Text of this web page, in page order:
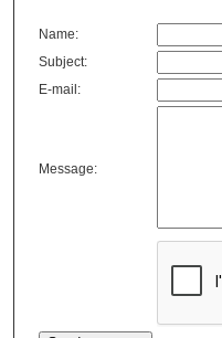
Name:
Subject:
E-mail:
Message: